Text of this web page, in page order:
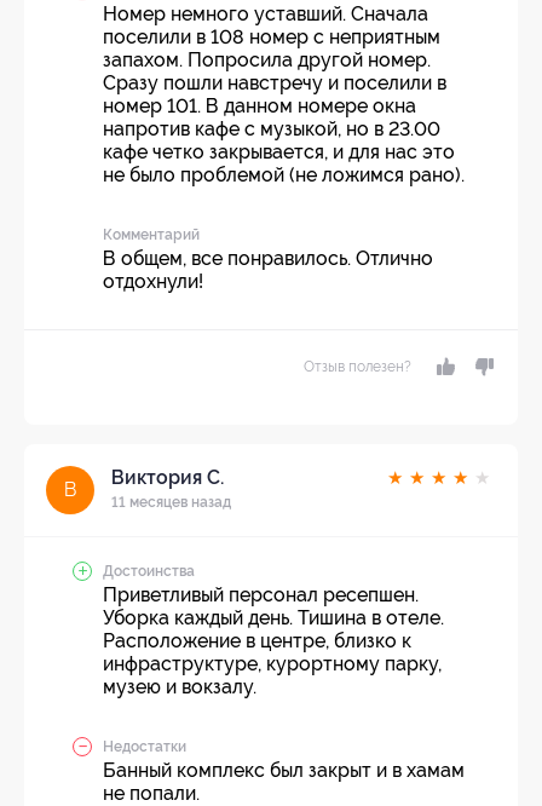
Номер немного уставший. Сначала
поселили в 108 номер с неприятным
запахом. Попросила другой номер.
Сразу пошли навстречу и поселили в
номер 101. В данном номере окна
напротив кафе с музыкой, но в 23.00
кафе четко закрывается, и для нас это
не было проблемой (не ложимся рано).
Комментарий
В общем, все понравилось. Отлично
отдохнули!
Отзыв полезен?
В
Виктория С.
11 месяцев назад
★ ★ ★ ★ ★
Достоинства
Приветливый персонал ресепшен.
Уборка каждый день. Тишина в отеле.
Расположение в центре, близко к
инфраструктуре, курортному парку,
музею и вокзалу.
Недостатки
Банный комплекс был закрыт и в хамам
не попали.